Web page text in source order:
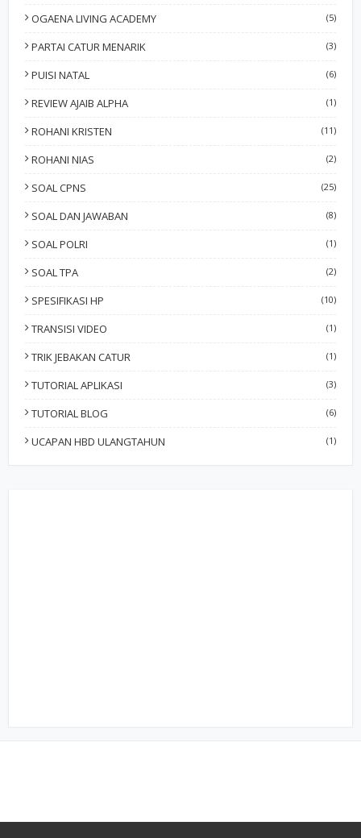
OGAENA LIVING ACADEMY (5)
PARTAI CATUR MENARIK (3)
PUISI NATAL (6)
REVIEW AJAIB ALPHA (1)
ROHANI KRISTEN (11)
ROHANI NIAS (2)
SOAL CPNS (25)
SOAL DAN JAWABAN (8)
SOAL POLRI (1)
SOAL TPA (2)
SPESIFIKASI HP (10)
TRANSISI VIDEO (1)
TRIK JEBAKAN CATUR (1)
TUTORIAL APLIKASI (3)
TUTORIAL BLOG (6)
UCAPAN HBD ULANGTAHUN (1)